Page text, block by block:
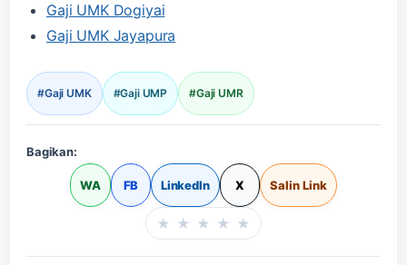
Gaji UMK Dogiyai
Gaji UMK Jayapura
#Gaji UMK #Gaji UMP #Gaji UMR
Bagikan:
WA FB LinkedIn X Salin Link
Beri rating halaman
★ ★ ★ ★ ★